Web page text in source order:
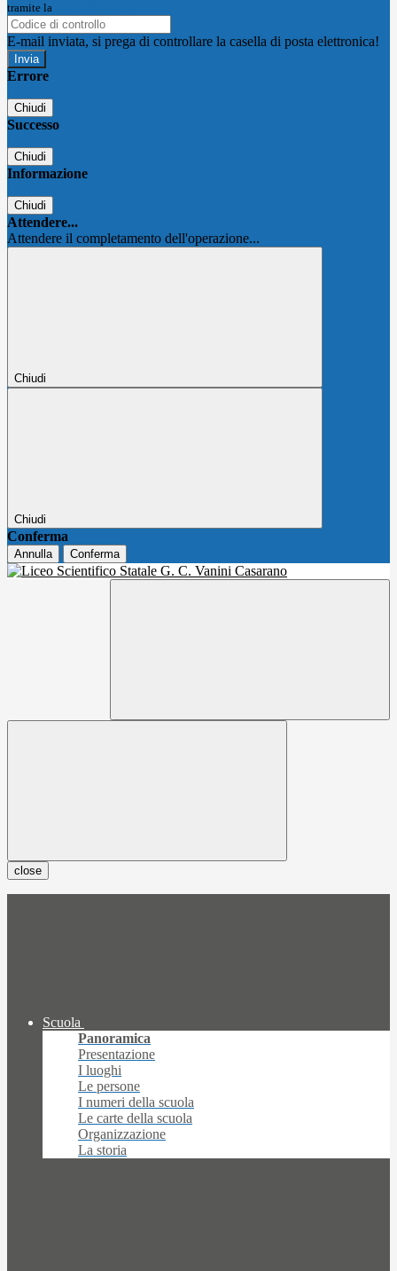
tramite la
E-mail inviata, si prega di controllare la casella di posta elettronica!
Errore
Chiudi
Successo
Chiudi
Informazione
Chiudi
Attendere...
Attendere il completamento dell'operazione...
Chiudi
Chiudi
Conferma
Annulla Conferma
close
Scuola
Panoramica
Presentazione
I luoghi
Le persone
I numeri della scuola
Le carte della scuola
Organizzazione
La storia